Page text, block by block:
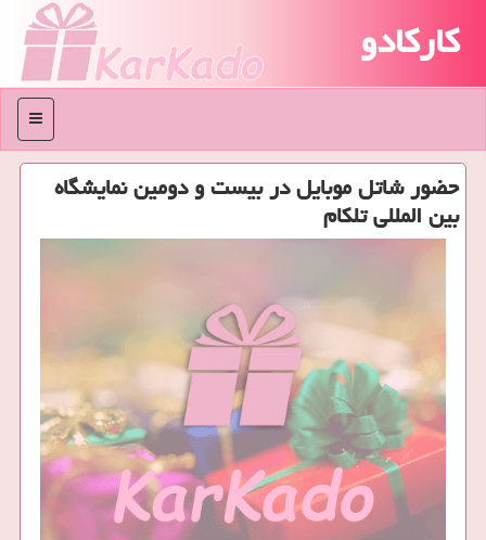
کارکادو
منو
حضور شاتل موبایل در بیست و دومین نمایشگاه
بین المللی تلکام